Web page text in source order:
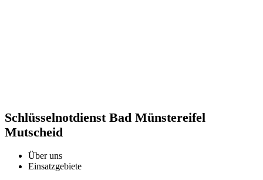
Schlüsselnotdienst Bad Münstereifel
Mutscheid
Über uns
Einsatzgebiete